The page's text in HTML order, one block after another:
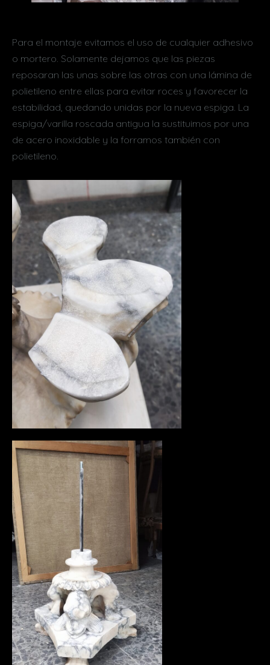
Para el montaje evitamos el uso de cualquier adhesivo
o mortero. Solamente dejamos que las piezas
reposaran las unas sobre las otras con una lámina de
polietileno entre ellas para evitar roces y favorecer la
estabilidad, quedando unidas por la nueva espiga. La
espiga/varilla roscada antigua la sustituimos por una
de acero inoxidable y la forramos también con
polietileno.